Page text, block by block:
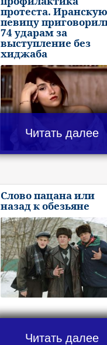
протеста. Иранскую
певицу
74 ударам за
выступление без
хиджаба
Читать далее
Слово пацана или
назад к обезьяне
Читать далее